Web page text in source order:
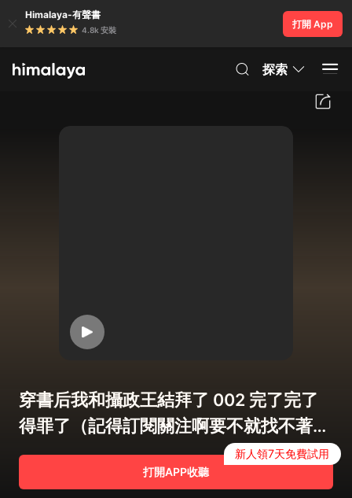
Himalaya-有聲書
4.8k 安裝
打開 App
探索
穿書后我和攝政王結拜了 002 完了完了
得罪了（記得訂閱關注啊要不就找不著
啦）
打開APP收聽
新人領7天免費試用